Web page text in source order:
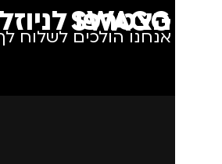
הצטרפו לניוזלטר של SWAGG
אנחנו הולכים לשלוח